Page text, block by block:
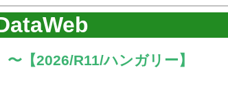
〜【2026/R11/ハンガリー】